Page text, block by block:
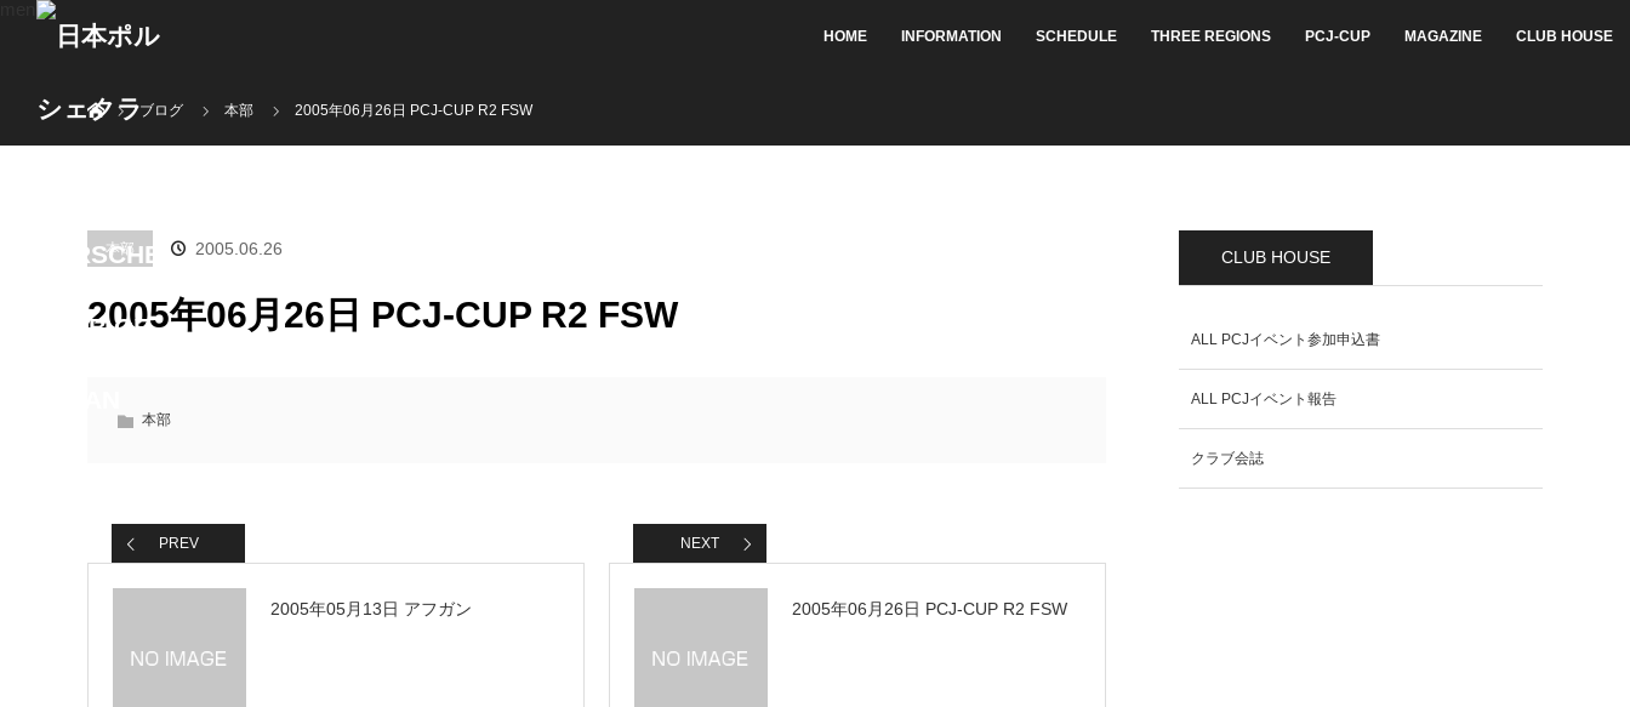
menu
HOME INFORMATION SCHEDULE THREE REGIONS PCJ-CUP MAGAZINE CLUB HOUSE
ブログ
本部 2005年06月26日 PCJ-CUP R2 FSW
本部 2005.06.26
2005年06月26日 PCJ-CUP R2 FSW
本部
PREV
2005年05月13日 アフガン
NEXT
2005年06月26日 PCJ-CUP R2 FSW
CLUB HOUSE
ALL PCJイベント参加申込書
ALL PCJイベント報告
クラブ会誌